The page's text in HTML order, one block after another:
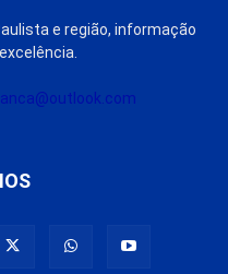
e região, informação